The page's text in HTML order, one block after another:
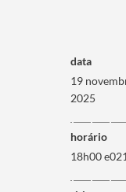
data
19
2025
horário
18h00